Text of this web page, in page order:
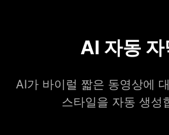
AI 자동 자
AI가 바이럴 짧은 동영상에
스타일을 자동 생성